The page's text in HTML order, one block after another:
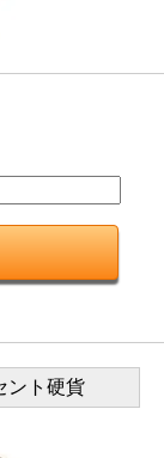
ント硬貨